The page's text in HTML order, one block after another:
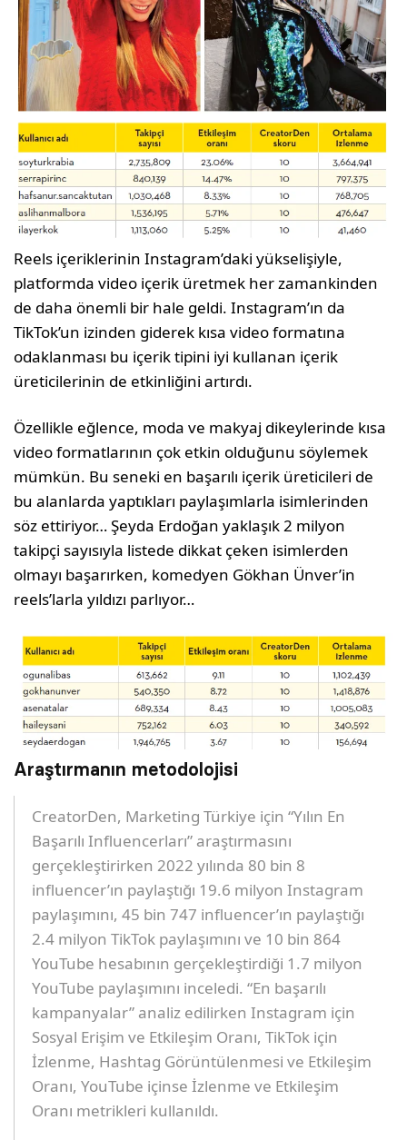
Reels içeriklerinin Instagram’daki yükselişiyle,
platformda video içerik üretmek her zamankinden
de daha önemli bir hale geldi. Instagram’ın da
TikTok’un izinden giderek kısa video formatına
odaklanması bu içerik tipini iyi kullanan içerik
üreticilerinin de etkinliğini artırdı.
Özellikle eğlence, moda ve makyaj dikeylerinde kısa
video formatlarının çok etkin olduğunu söylemek
mümkün. Bu seneki en başarılı içerik üreticileri de
bu alanlarda yaptıkları paylaşımlarla isimlerinden
söz ettiriyor… Şeyda Erdoğan yaklaşık 2 milyon
takipçi sayısıyla listede dikkat çeken isimlerden
olmayı başarırken, komedyen Gökhan Ünver’in
reels’larla yıldızı parlıyor…
Araştırmanın metodolojisi
CreatorDen, Marketing Türkiye için “Yılın En
Başarılı Influencerları” araştırmasını
gerçekleştirirken 2022 yılında 80 bin 8
influencer’ın paylaştığı 19.6 milyon Instagram
paylaşımını, 45 bin 747 influencer’ın paylaştığı
2.4 milyon TikTok paylaşımını ve 10 bin 864
YouTube hesabının gerçekleştirdiği 1.7 milyon
YouTube paylaşımını inceledi. “En başarılı
kampanyalar” analiz edilirken Instagram için
Sosyal Erişim ve Etkileşim Oranı, TikTok için
İzlenme, Hashtag Görüntülenmesi ve Etkileşim
Oranı, YouTube içinse İzlenme ve Etkileşim
Oranı metrikleri kullanıldı.